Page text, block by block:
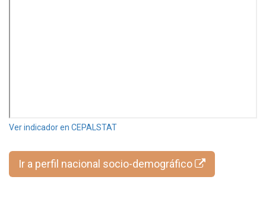
Ver indicador en CEPALSTAT
Ir a perfil nacional socio-demográfico